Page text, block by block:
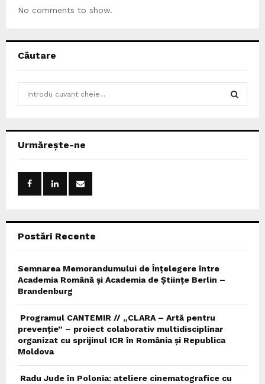
No comments to show.
Căutare
h
Urmărește-ne
Postări Recente
Semnarea Memorandumului de Înțelegere între
Academia Română și Academia de Științe Berlin –
Brandenburg
Programul CANTEMIR // „CLARA – Artă pentru
prevenție” – proiect colaborativ multidisciplinar
organizat cu sprijinul ICR în România și Republica
Moldova
Radu Jude în Polonia: ateliere cinematografice cu